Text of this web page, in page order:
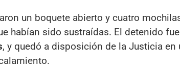
un boquete abierto y cuatro
habían sido sustraídas. El detenido
, y quedó a disposición de la Justicia en